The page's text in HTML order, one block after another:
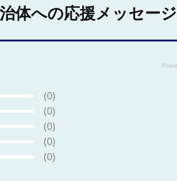
体への応援メッセージ
(0)
(0)
(0)
(0)
(0)